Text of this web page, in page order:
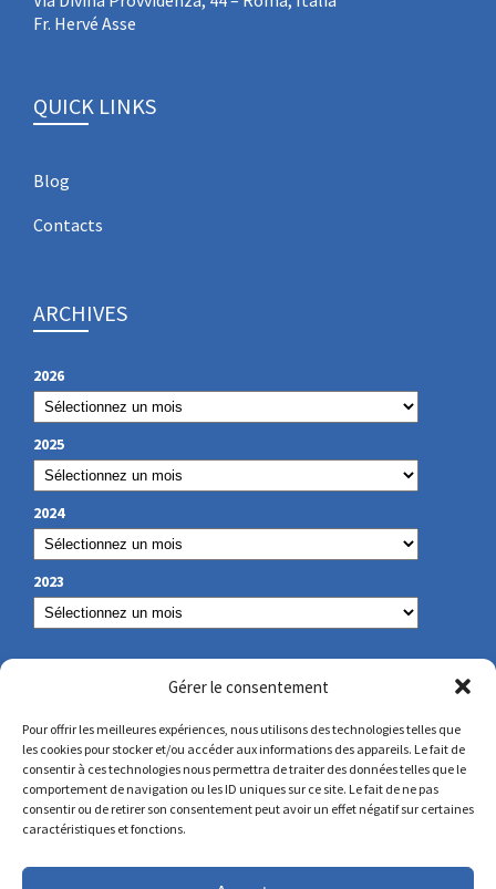
Gérer le consentement
Pour offrir les meilleures expériences, nous utilisons des technologies telles que
les cookies pour stocker et/ou accéder aux informations des appareils. Le fait de
consentir à ces technologies nous permettra de traiter des données telles que le
comportement de navigation ou les ID uniques sur ce site. Le fait de ne pas
consentir ou de retirer son consentement peut avoir un effet négatif sur certaines
caractéristiques et fonctions.
Fr. Hervé Asse
QUICK LINKS
Blog
Contacts
ARCHIVES
2026
2025
2024
2023
OUR CONTACT
secretariat@lamennais.org
protectionenfance@lamennais.org